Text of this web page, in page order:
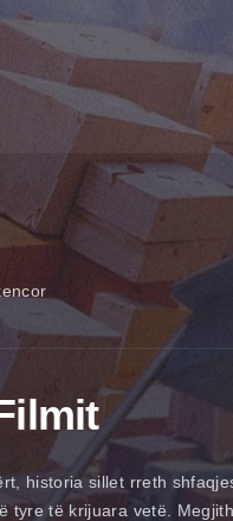
historia sillet rreth
tyre të krijuara vetë.